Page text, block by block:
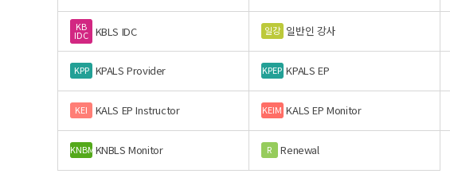
KB
IDC KBLS IDC 일강 일반인 강사
KPP KPALS Provider KPEP KPALS EP
KEI KALS EP Instructor KEIM KALS EP Monitor
KNBM KNBLS Monitor R Renewal